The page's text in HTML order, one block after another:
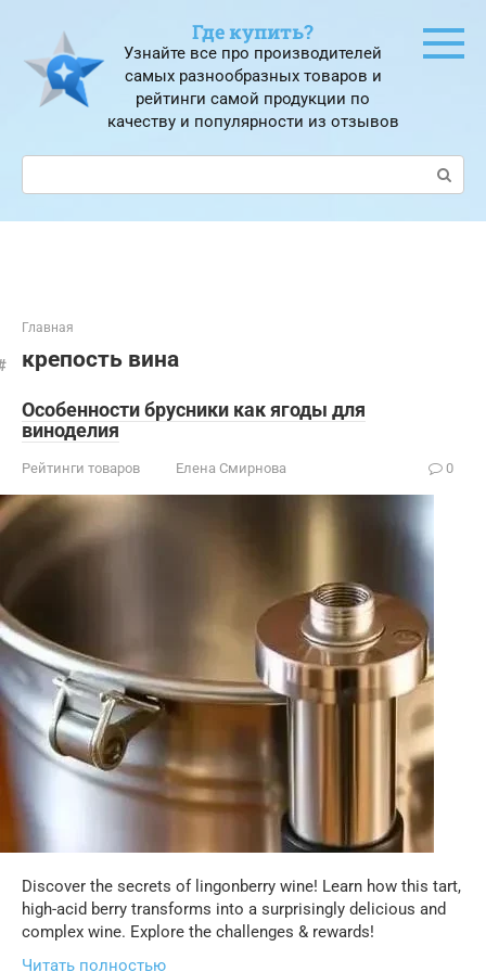
контенту
Где купить?
Узнайте все про производителей
самых разнообразных товаров и
рейтинги самой продукции по
качеству и популярности из отзывов
Поиск:
Главная
крепость вина
Особенности брусники как ягоды для
виноделия
Рейтинги товаров Елена Смирнова 0
Discover the secrets of lingonberry wine! Learn how this tart,
high-acid berry transforms into a surprisingly delicious and
complex wine. Explore the challenges & rewards!
Читать полностью